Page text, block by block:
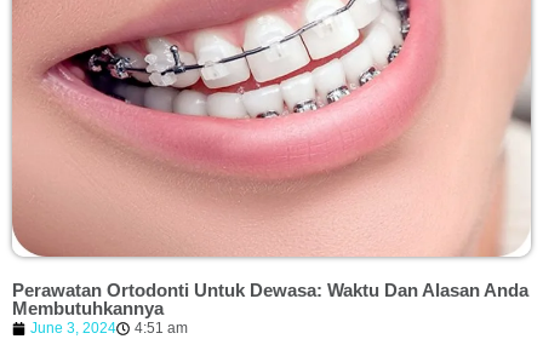
Perawatan Ortodonti Untuk Dewasa: Waktu Dan Alasan Anda
Membutuhkannya
June 3, 2024 4:51 am